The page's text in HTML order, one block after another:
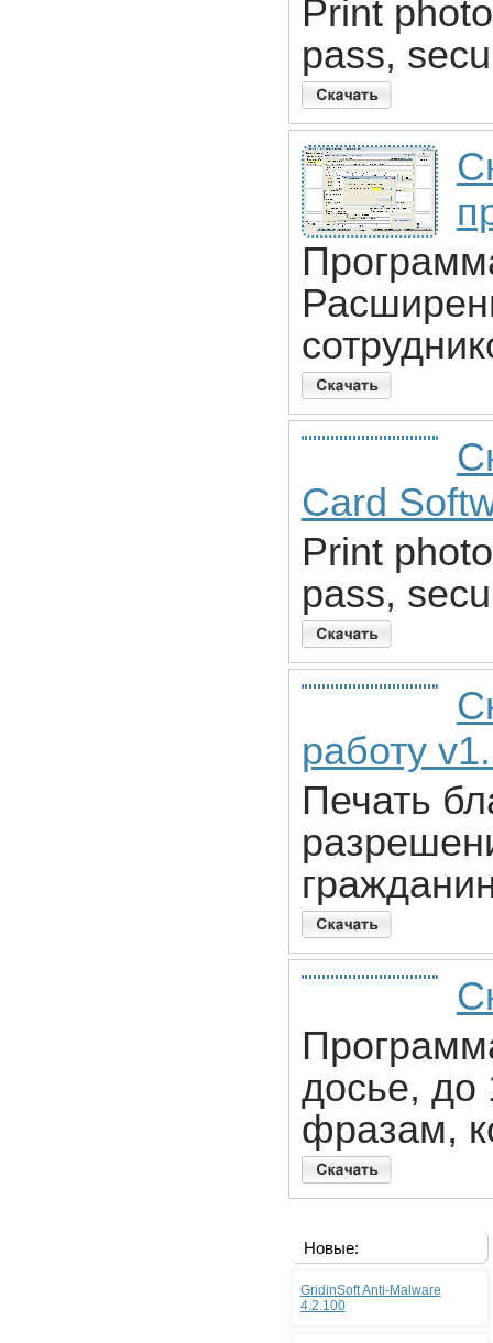
Print
pass,
Card
Print
pass,
работу
Печать
досье, до
фразам,
Новые:
GridinSoft Anti-Malware
4.2.100